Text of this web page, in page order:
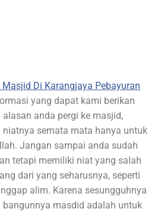
Di Karangjaya Pebayuran
yang dapat kami berikan
anda pergi ke masjid,
niatnya semata mata hanya untuk
Jangan sampai anda sudah
tetapi memiliki niat yang salah
dari yang seharusnya, seperti
alim. Karena sesungguhnya
masdid adalah untuk